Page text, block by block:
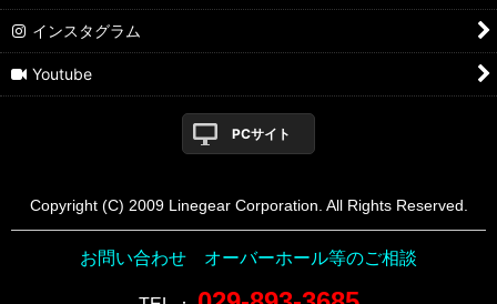
インスタグラム
Youtube
PCサイト
Copyright (C) 2009 Linegear Corporation. All Rights Reserved.
お問い合わせ オーバーホール等のご相談